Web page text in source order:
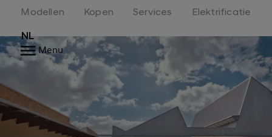
Modellen Kopen Services Elektrificatie
NL
Menu